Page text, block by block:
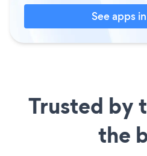
See apps
Trusted by
the